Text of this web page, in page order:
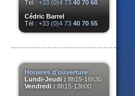
Tél : +33 (0)4 73 40 70 68
Cédric Barrel
Tél : +33 (0)4 73 40 70 55
Horaires d'ouverture
Lundi-Jeudi : 8h15-16h30
Vendredi : 8h15-13h00